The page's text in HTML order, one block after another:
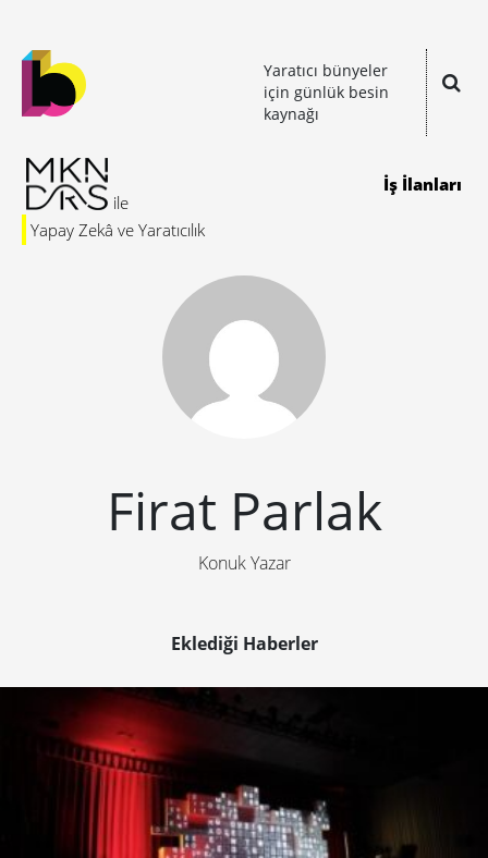
Yaratıcı bünyeler
için günlük besin
kaynağı
Yapay Zekâ ve Yaratıcılık
İş İlanları
Firat Parlak
Konuk Yazar
Eklediği Haberler